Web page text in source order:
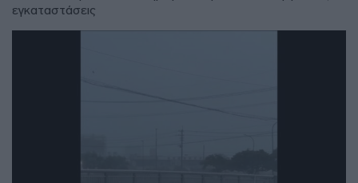
εγκαταστάσεις